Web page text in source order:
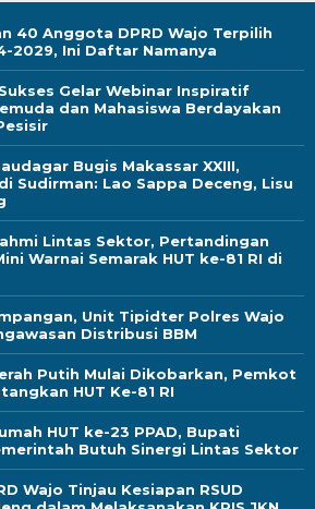
40 Anggota DPRD Wajo Terpilih
2029, Ini Daftar Namanya
Sukses Gelar Webinar Inspiratif
dan Mahasiswa Berdayakan
Bugis Makassar XXIII,
Sudirman: Lao Sappa Deceng, Lisu
Lintas Sektor, Pertandingan
Warnai Semarak HUT ke-81 RI di
Unit Tipidter Polres Wajo
Distribusi BBM
Putih Mulai Dikobarkan, Pemkot
HUT Ke-81 RI
HUT ke-23 PPAD, Bupati
Butuh Sinergi Lintas Sektor
Wajo Tinjau Kesiapan RSUD